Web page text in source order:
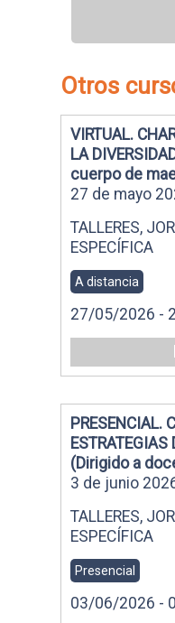
Otros
VIRTUAL.
LA
cuerpo de
27 de mayo
TALLERES,
ESPECÍFICA
A distancia
27/05/2026 -
PRESENCIAL.
ESTRATEGIAS
(Dirigido a
3 de junio
TALLERES,
ESPECÍFICA
Presencial
03/06/2026 -